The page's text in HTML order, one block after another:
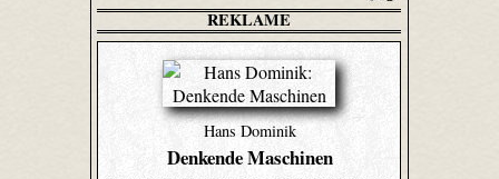
REKLAME
Hans Dominik
Denkende Maschinen